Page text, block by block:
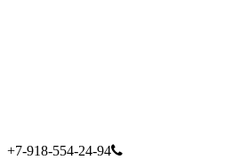
+7-918-554-24-94